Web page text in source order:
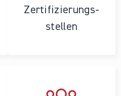
Zertifizierungs­
stellen